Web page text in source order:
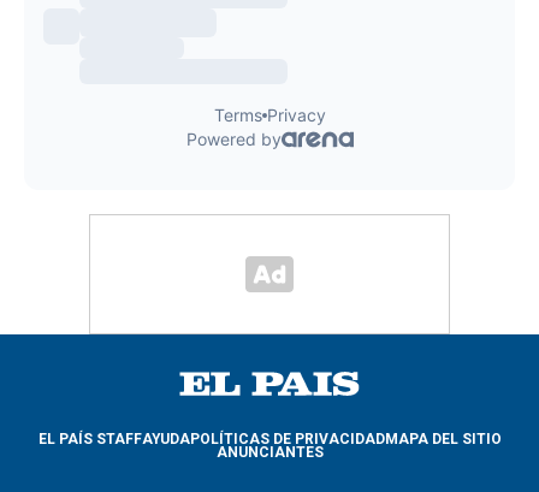
EL PAÍS STAFFAYUDAPOLÍTICAS DE PRIVACIDADMAPA DEL SITIO
ANUNCIANTES